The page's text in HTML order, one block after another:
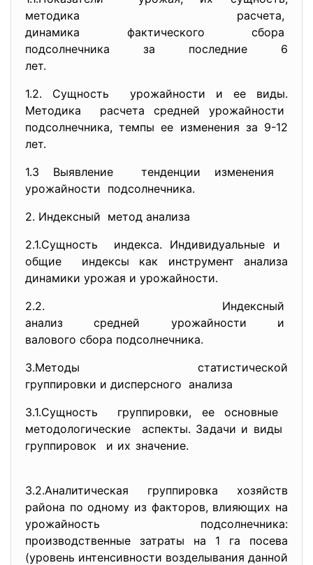
методика расчета,
динамика фактического сбора
подсолнечника за последние 6
лет.
1.2. Сущность урожайности и ее виды.
Методика расчета средней урожайности
подсолнечника, темпы ее изменения за 9-12
лет.
1.3 Выявление тенденции изменения
урожайности подсолнечника.
2. Индексный метод анализа
2.1.Сущность индекса. Индивидуальные и
общие индексы как инструмент анализа
динамики урожая и урожайности.
2.2. Индексный
анализ средней урожайности и
валового сбора подсолнечника.
З.Методы статистической
группировки и дисперсного анализа
3.1.Сущность группировки, ее основные
методологические аспекты. Задачи и виды
группировок и их значение.
3.2.Аналитическая группировка хозяйств
района по одному из факторов, влияющих на
урожайность подсолнечника:
производственные затраты на 1 га посева
(уровень интенсивности возделывания данной